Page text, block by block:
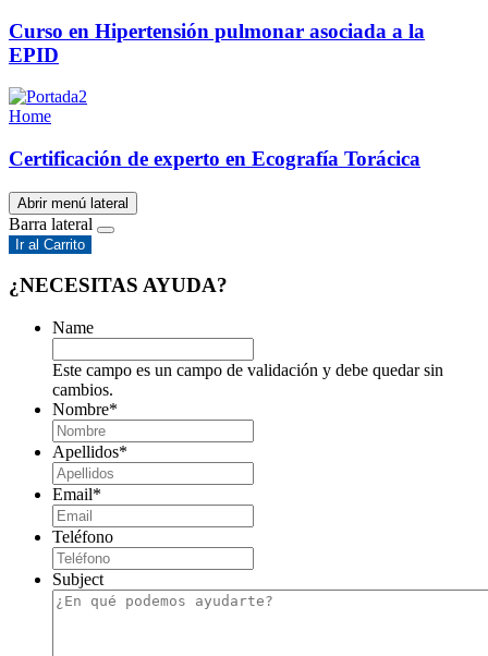
Curso en Hipertensión pulmonar asociada a la
EPID
Home
Certificación de experto en Ecografía Torácica
Abrir menú lateral
Barra lateral
Ir al Carrito
¿NECESITAS AYUDA?
Name
Este campo es un campo de validación y debe quedar sin
cambios.
Nombre*
Apellidos*
Email*
Teléfono
Subject